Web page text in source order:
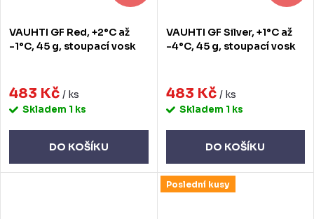
VAUHTI GF Red, +2°C až
-1°C, 45 g, stoupací vosk
483 Kč / ks
Skladem 1 ks
DO KOŠÍKU
VAUHTI GF Silver, +1°C až
-4°C, 45 g, stoupací vosk
483 Kč / ks
Skladem 1 ks
DO KOŠÍKU
Poslední kusy